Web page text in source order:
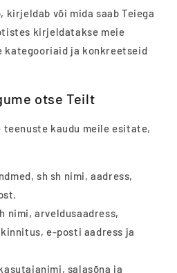
kirjeldab või mida saab Teiega
kirjeldatakse meie
kategooriaid ja konkreetseid
otse Teilt
teenuste kaudu meile esitate,
sh sh nimi, aadress,
nimi, arveldusaadress,
e-posti aadress ja
salasõna ja